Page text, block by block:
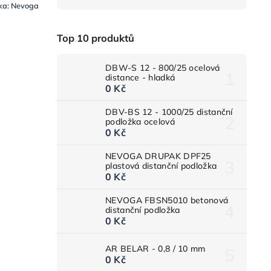
Top 10 produktů
DBW-S 12 - 800/25 ocelová
distance - hladká
0 Kč
DBV-BS 12 - 1000/25 distanční
podložka ocelová
0 Kč
NEVOGA DRUPAK DPF25
plastová distanční podložka
0 Kč
NEVOGA FBSN5010 betonová
distanční podložka
0 Kč
AR BELAR - 0,8 / 10 mm
0 Kč
Nevoga